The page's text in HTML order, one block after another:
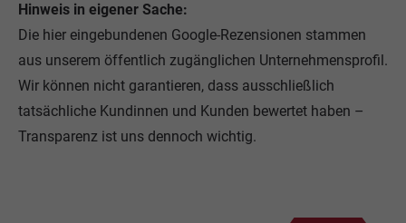
Hinweis in eigener Sache:
Die hier eingebundenen Google-Rezensionen stammen
aus unserem öffentlich zugänglichen Unternehmensprofil.
Wir können nicht garantieren, dass ausschließlich
tatsächliche Kundinnen und Kunden bewertet haben –
Transparenz ist uns dennoch wichtig.